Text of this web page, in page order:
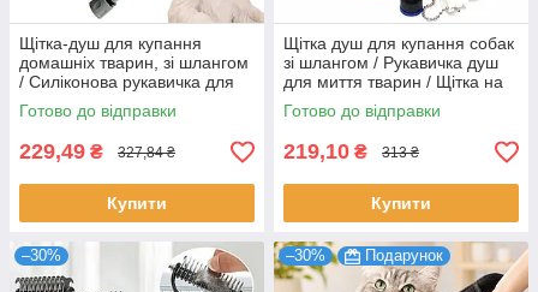
Щітка-душ для купання
домашніх тварин, зі шлангом
/ Силіконова рукавичка для
миття тварин
Готово до відправки
229,49 ₴ 327,84 ₴
Купити
Щітка душ для купання собак
зі шлангом / Рукавичка душ
для миття тварин / Щітка на
долоню для купання собак
Готово до відправки
219,10 ₴ 313 ₴
Купити
–30% –30% Подарунок